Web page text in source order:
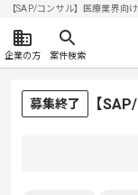
【SAP/コンサル】医療業界
企業の方 案件検索
募集終了 【